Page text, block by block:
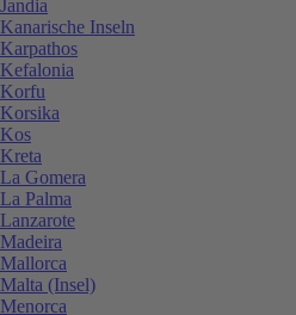
Jandia
Kanarische Inseln
Karpathos
Kefalonia
Korfu
Korsika
Kos
Kreta
La Gomera
La Palma
Lanzarote
Madeira
Mallorca
Malta (Insel)
Menorca